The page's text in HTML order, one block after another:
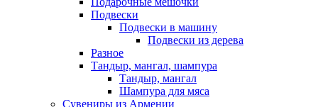
Подвески
Подвески в машину
Подвески из дерева
Разное
Тандыр, мангал, шампура
Тандыр, мангал
Шампура для мяса
Сувениры из Армении